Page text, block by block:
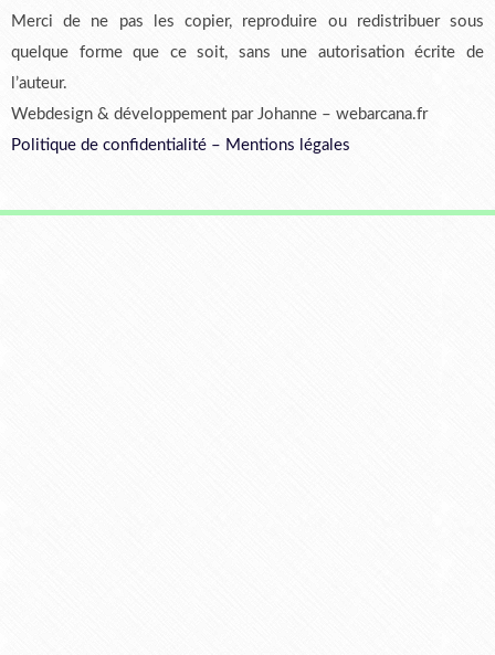
Merci de ne pas les copier, reproduire ou redistribuer sous
quelque forme que ce soit, sans une autorisation écrite de
l’auteur.
Webdesign & développement par Johanne – webarcana.fr
Politique de confidentialité – Mentions légales